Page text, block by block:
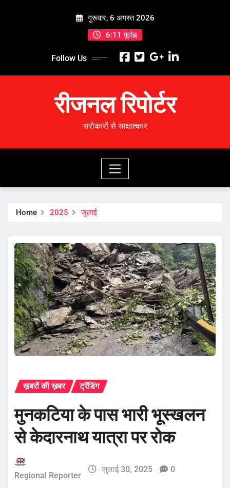
गुरूवार, 6 अगस्त 2026
6:11 पूर्वाह्न
Follow Us
रीजनल रिपोर्टर
सरोकारों से साक्षात्कार
Home 2025 जुलाई
ख़बरों की ख़बर ट्रेंडिंग
मुनकटिया के पास भारी भूस्खलन
से केदारनाथ यात्रा पर रोक
Regional Reporter
जुलाई 30, 2025 0